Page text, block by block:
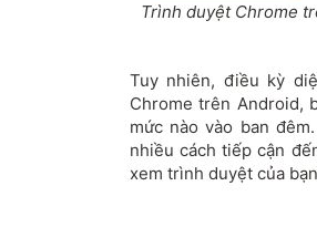
Trình duyệt Chrome
Tuy nhiên, điều kỳ
Chrome trên Android,
mức nào vào ban
nhiều cách tiếp cận
xem trình duyệt của